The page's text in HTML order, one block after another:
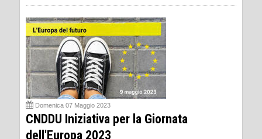
Domenica 07 Maggio 2023
CNDDU Iniziativa per la Giornata
dell'Europa 2023